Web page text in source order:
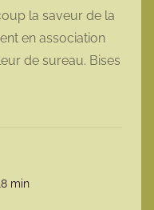
la saveur de la
en association
de sureau. Bises
min